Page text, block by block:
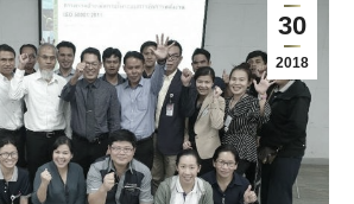
30
2018